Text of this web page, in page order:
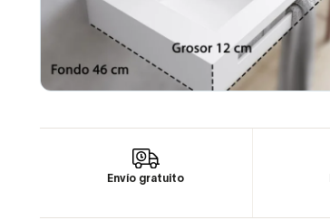
Envío gratuito